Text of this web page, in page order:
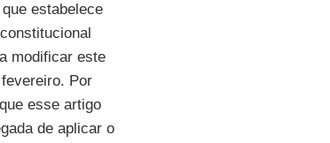
estabelece
modificar este
Por
esse artigo
de aplicar o